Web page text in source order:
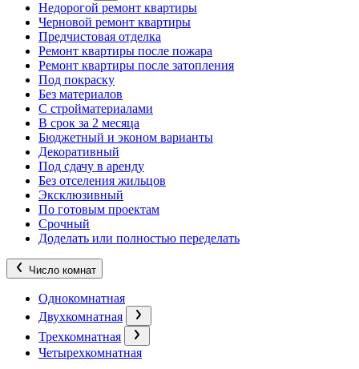
Недорогой ремонт квартиры
Черновой ремонт квартиры
Предчистовая отделка
Ремонт квартиры после пожара
Ремонт квартиры после затопления
Под покраску
Без материалов
С стройматериалами
В срок за 2 месяца
Бюджетный и эконом варианты
Декоративный
Под сдачу в аренду
Без отселения жильцов
Эксклюзивный
По готовым проектам
Срочный
Доделать или полностью переделать
Число комнат
Однокомнатная
Двухкомнатная
Трехкомнатная
Четырехкомнатная